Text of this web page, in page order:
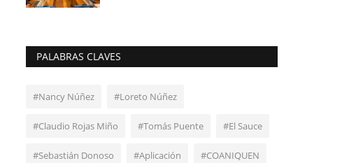
PALABRAS CLAVES
#Nancy Núñez #Loreto Núñez
#Claudio Rojas Miño #Tomás Puente #El Sauce
#Sebastián Donoso #Aplicación #COANIQUEN